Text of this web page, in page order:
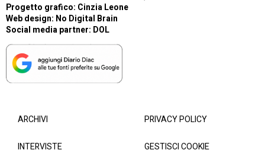
Progetto grafico: Cinzia Leone
Web design: No Digital Brain
Social media partner: DOL
ARCHIVI
INTERVISTE
PRIVACY POLICY
GESTISCI COOKIE